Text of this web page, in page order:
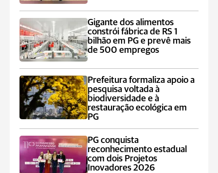
Gigante dos alimentos
constrói fábrica de RS 1
bilhão em PG e prevê mais
de 500 empregos
Prefeitura formaliza apoio a
pesquisa voltada à
biodiversidade e à
restauração ecológica em
PG
PG conquista
reconhecimento estadual
com dois Projetos
Inovadores 2026